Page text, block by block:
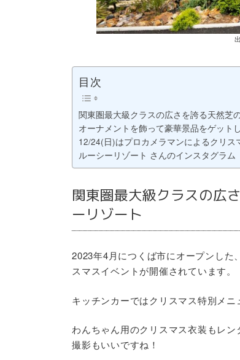
目次
関東圏最大級クラスの広さを誇る天然芝
オーナメントを飾って豪華景品をゲット
12/24(日)はプロカメラマンによるクリス
ルーシーリゾート さんのインスタグラム
関東圏最大級クラスの広
ーリゾート
2023年4月につくば市にオープンした
スマスイベントが開催されています。
キッチンカーではクリスマス特別メニ
わんちゃん用のクリスマス衣装もレ
撮影もいいですね！